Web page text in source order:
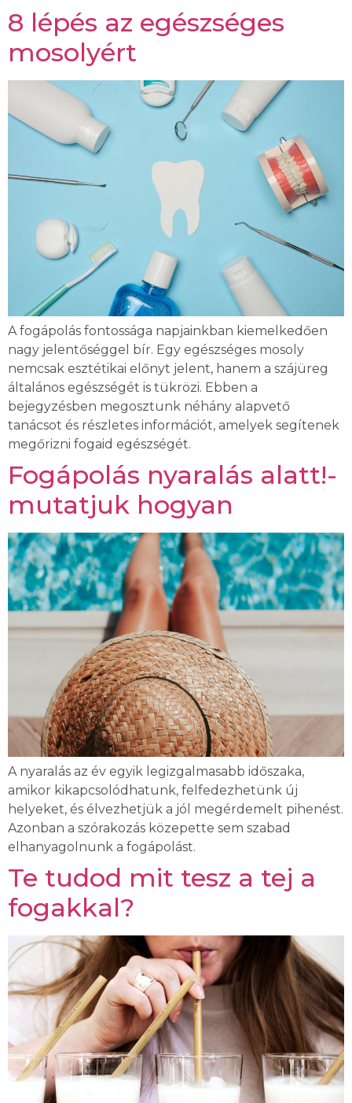
8 lépés az egészséges
mosolyért
A fogápolás fontossága napjainkban kiemelkedően
nagy jelentőséggel bír. Egy egészséges mosoly
nemcsak esztétikai előnyt jelent, hanem a szájüreg
általános egészségét is tükrözi. Ebben a
bejegyzésben megosztunk néhány alapvető
tanácsot és részletes információt, amelyek segítenek
megőrizni fogaid egészségét.
Fogápolás nyaralás alatt!-
mutatjuk hogyan
A nyaralás az év egyik legizgalmasabb időszaka,
amikor kikapcsolódhatunk, felfedezhetünk új
helyeket, és élvezhetjük a jól megérdemelt pihenést.
Azonban a szórakozás közepette sem szabad
elhanyagolnunk a fogápolást.
Te tudod mit tesz a tej a
fogakkal?